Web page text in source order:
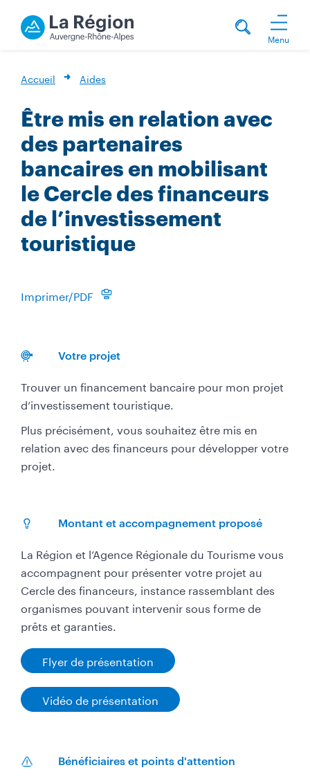
Menu
Accueil Aides
Être mis en relation avec
des partenaires
bancaires en mobilisant
le Cercle des financeurs
de l’investissement
touristique
Imprimer/PDF
Votre projet
Trouver un financement bancaire pour mon projet
d’investissement touristique.
Plus précisément, vous souhaitez être mis en
relation avec des financeurs pour développer votre
projet.
Montant et accompagnement proposé
La Région et l’Agence Régionale du Tourisme vous
accompagnent pour présenter votre projet au
Cercle des financeurs, instance rassemblant des
organismes pouvant intervenir sous forme de
prêts et garanties.
Flyer de présentation
Vidéo de présentation
Bénéficiaires et points d'attention